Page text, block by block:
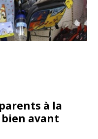
à la
bien avant